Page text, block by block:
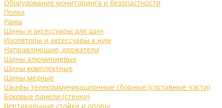
Оборудование мониторинга и безопастности
Полки
Рамы
Шины и аксессуары для шин
Изоляторы и аксессуары к ним
Направляющие, держатели
Шины алюминиевые
Шины комплектные
Шины медные
Шкафы телекоммуникационные сборные (составные части)
Боковые панели (стенки)
Вертикальные стойки и опоры